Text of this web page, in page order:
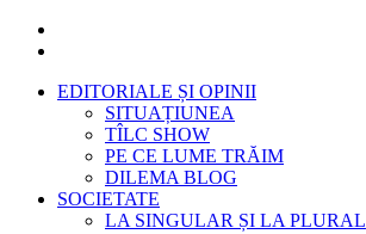
EDITORIALE ȘI OPINII
SITUAȚIUNEA
TÎLC SHOW
PE CE LUME TRĂIM
DILEMA BLOG
SOCIETATE
LA SINGULAR ȘI LA PLURAL